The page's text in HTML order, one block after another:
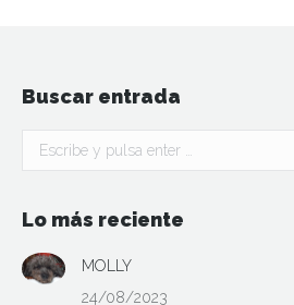
Buscar entrada
Buscar:
Lo más reciente
MOLLY
24/08/2023